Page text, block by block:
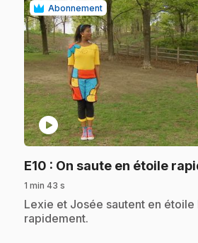
Abonnement
play_circle
E10 : On saute en étoile
1 min 43 s
.Lexie et Josée sautent en
rapidement.